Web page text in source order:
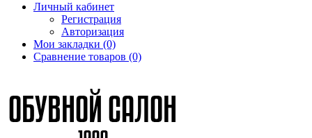
Личный кабинет
Регистрация
Авторизация
Мои закладки (0)
Сравнение товаров (0)